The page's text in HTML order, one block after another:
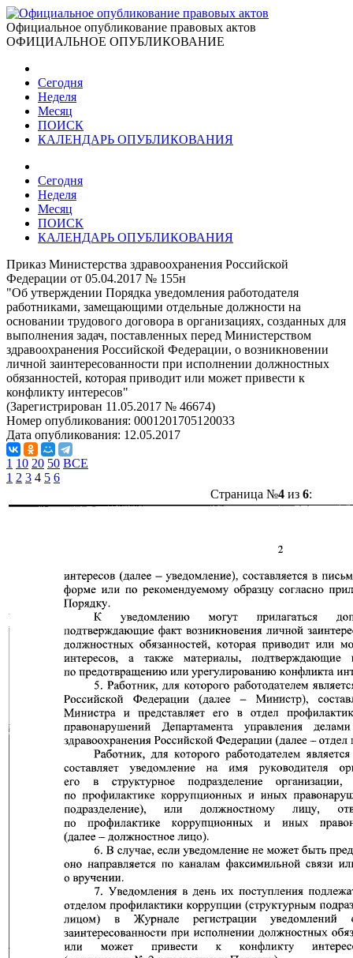
Официальное опубликование правовых актов
ОФИЦИАЛЬНОЕ ОПУБЛИКОВАНИЕ
Сегодня
Неделя
Месяц
ПОИСК
КАЛЕНДАРЬ ОПУБЛИКОВАНИЯ
Сегодня
Неделя
Месяц
ПОИСК
КАЛЕНДАРЬ ОПУБЛИКОВАНИЯ
Приказ Министерства здравоохранения Российской
Федерации от 05.04.2017 № 155н
"Об утверждении Порядка уведомления работодателя
работниками, замещающими отдельные должности на
основании трудового договора в организациях, созданных для
выполнения задач, поставленных перед Министерством
здравоохранения Российской Федерации, о возникновении
личной заинтересованности при исполнении должностных
обязанностей, которая приводит или может привести к
конфликту интересов"
(Зарегистрирован 11.05.2017 № 46674)
Номер опубликования: 0001201705120033
Дата опубликования: 12.05.2017
1 10 20 50 ВСЕ
1 2 3 4 5 6
Страница №4из 6: